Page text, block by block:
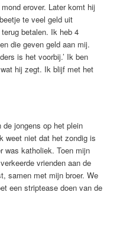
erover. Later komt hij
te veel geld uit
betalen. Ik heb 4
die geven geld aan mij.
is het voorbij.’ Ik ben
hij zegt. Ik blijf met het
jongens op het plein
weet niet dat het zondig is
was katholiek. Toen mijn
vrienden aan de
samen met mijn broer. We
een striptease doen van de